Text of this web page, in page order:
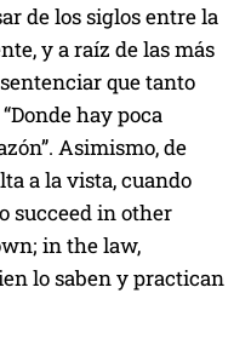
de los siglos entre la
y a raíz de las más
que tanto
hay poca
Asimismo, de
a la vista, cuando
succeed in other
in the law,
lo saben y practican